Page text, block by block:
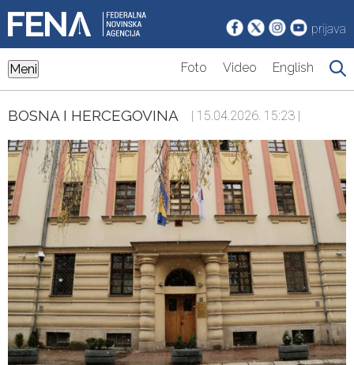
prijava
Meni Foto Video English
BOSNA I HERCEGOVINA | 15.04.2026. 15:23 |